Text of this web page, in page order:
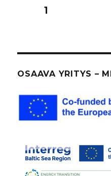
Artikkelien
SIVU1
OSAAVA YRITYS –